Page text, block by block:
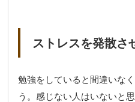
ストレスを発散さ
勉強をしていると間違いなく
う。感じない人はいないと思